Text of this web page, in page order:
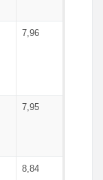
7,96
7,95
8,84